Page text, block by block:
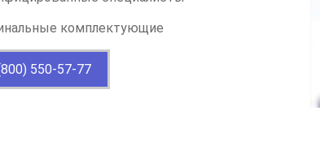
комплектующие
550-57-77